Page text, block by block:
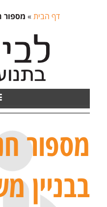
דף הבית»מספור
מספור
בבניין